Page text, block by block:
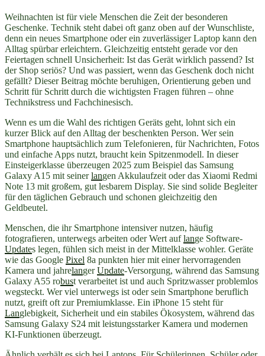
Weihnachten ist für viele Menschen die Zeit der besonderen
Geschenke. Technik steht dabei oft ganz oben auf der Wunschliste,
denn ein neues Smartphone oder ein zuverlässiger Laptop kann den
Alltag spürbar erleichtern. Gleichzeitig entsteht gerade vor den
Feiertagen schnell Unsicherheit: Ist das Gerät wirklich passend? Ist
der Shop seriös? Und was passiert, wenn das Geschenk doch nicht
gefällt? Dieser Beitrag möchte beruhigen, Orientierung geben und
Schritt für Schritt durch die wichtigsten Fragen führen – ohne
Technikstress und Fachchinesisch.
Wenn es um die Wahl des richtigen Geräts geht, lohnt sich ein
kurzer Blick auf den Alltag der beschenkten Person. Wer sein
Smartphone hauptsächlich zum Telefonieren, für Nachrichten, Fotos
und einfache Apps nutzt, braucht kein Spitzenmodell. In dieser
Einsteigerklasse überzeugen 2025 zum Beispiel das Samsung
Galaxy A15 mit seinerlangen Akkulaufzeit oder das Xiaomi Redmi
Note 13 mit großem, gut lesbarem Display. Sie sind solide Begleiter
für den täglichen Gebrauch und schonen gleichzeitig den
Geldbeutel.
Menschen, die ihr Smartphone intensiver nutzen, häufig
fotografieren, unterwegs arbeiten oder Wert auflange Software-
Updates legen, fühlen sich meist in der Mittelklasse wohler. Geräte
wie das Google Pixel 8a punkten hier mit einer hervorragenden
Kamera und jahrelangerUpdate-Versorgung, während das Samsung
Galaxy A55 robust verarbeitet ist und auch Spritzwasser problemlos
wegsteckt. Wer viel unterwegs ist oder sein Smartphone beruflich
nutzt, greift oft zur Premiumklasse. Ein iPhone 15 steht für
Langlebigkeit, Sicherheit und ein stabiles Ökosystem, während das
Samsung Galaxy S24 mit leistungsstarker Kamera und modernen
KI-Funktionen überzeugt.